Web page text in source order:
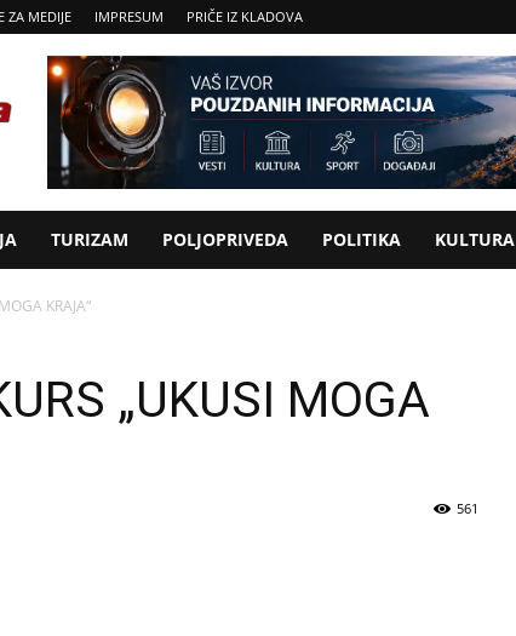
ZA MEDIJE IMPRESUM PRIČE IZ KLADOVA
TURIZAM POLJOPRIVEDA POLITIKA KULTURA
KRAJA“
„UKUSI MOGA
561